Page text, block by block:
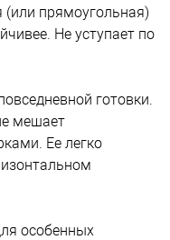
(или прямоугольная)
Не уступает по
готовки.
мешает
Ее легко
особенных